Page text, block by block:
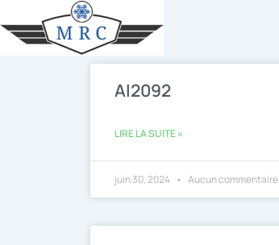
au
AI2092
LIRE LA SUITE »
juin 30, 2024 Aucun commentaire